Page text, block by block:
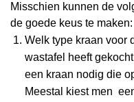
Misschien kunnen de
de goede keus te maken:
Welk type kraan voor
wastafel heeft
een kraan nodig die
Meestal kiest men